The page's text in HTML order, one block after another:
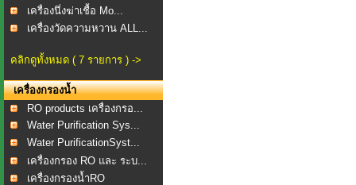
เครื่องนึ่งฆ่าเชื้อ Mo...
เครื่องวัดความหวาน ALL...
คลิกดูทั้งหมด ( 7 รายการ ) ->
เครื่องกรองน้ำ
RO products เครื่องกรอ...
Water Purification Sys...
Water PurificationSyst...
เครื่องกรอง RO และ ระบ...
เครื่องกรองน้ำRO